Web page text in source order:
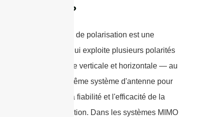
MIMO ?
La diversité de polarisation est une
technique qui exploite plusieurs polarités
— telles que verticale et horizontale — au
sein d'un même système d'antenne pour
améliorer la fiabilité et l'efficacité de la
communication. Dans les systèmes MIMO